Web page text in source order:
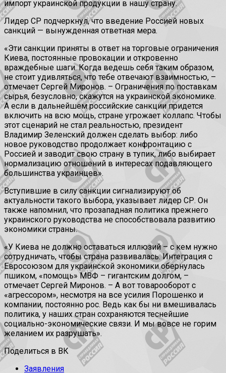
импорт украинской продукции в нашу страну.
Лидер СР подчеркнул, что введение Россией новых
санкций — вынужденная ответная мера.
«Эти санкции приняты в ответ на торговые ограничения
Киева, постоянные провокации и откровенно
враждебные шаги. Когда ведешь себя таким образом,
не стоит удивляться, что тебе отвечают взаимностью, –
отмечает Сергей Миронов. – Ограничения по поставкам
сырья, безусловно, скажутся на украинской экономике.
А если в дальнейшем российские санкции придется
включить на всю мощь, стране угрожает коллапс. Чтобы
этот сценарий не стал реальностью, президент
Владимир Зеленский должен сделать выбор: либо
новое руководство продолжает конфронтацию с
Россией и заводит свою страну в тупик, либо выбирает
нормализацию отношений в интересах подавляющего
большинства украинцев».
Вступившие в силу санкции сигнализируют об
актуальности такого выбора, указывает лидер СР. Он
также напомнил, что прозападная политика прежнего
украинского руководства не способствовала развитию
экономики страны.
«У Киева не должно оставаться иллюзий – с кем нужно
сотрудничать, чтобы страна развивалась. Интеграция с
Евросоюзом для украинской экономики обернулась
пшиком, «помощь» МВФ – гигантским долгом, –
отмечает Сергей Миронов. – А вот товарооборот с
«агрессором», несмотря на все усилия Порошенко и
компании, постоянно рос. Ведь как бы ни вмешивалась
политика, у наших стран сохраняются теснейшие
социально-экономические связи. И мы вовсе не горим
желанием их разрушать».
Поделиться в ВК
Заявления